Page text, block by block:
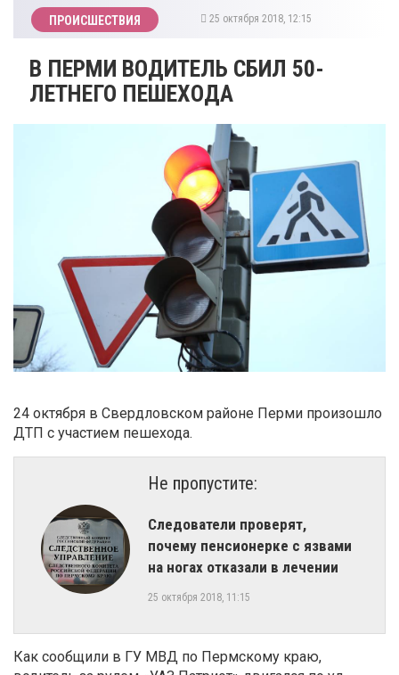
ПРОИСШЕСТВИЯ 25 октября 2018, 12:15
В ПЕРМИ ВОДИТЕЛЬ СБИЛ 50-
ЛЕТНЕГО ПЕШЕХОДА
24 октября в Свердловском районе Перми произошло
ДТП с участием пешехода.
Не пропустите:
​Следователи проверят,
почему пенсионерке с язвами
на ногах отказали в лечении
25 октября 2018, 11:15
Как сообщили в ГУ МВД по Пермскому краю,